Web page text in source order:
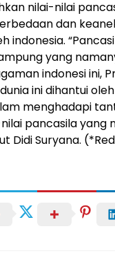
nilai-nilai
dan
indonesia.
yang
indonesi ini,
ini dihantui
menghadapi
pancasila yang
Didi Suryana.